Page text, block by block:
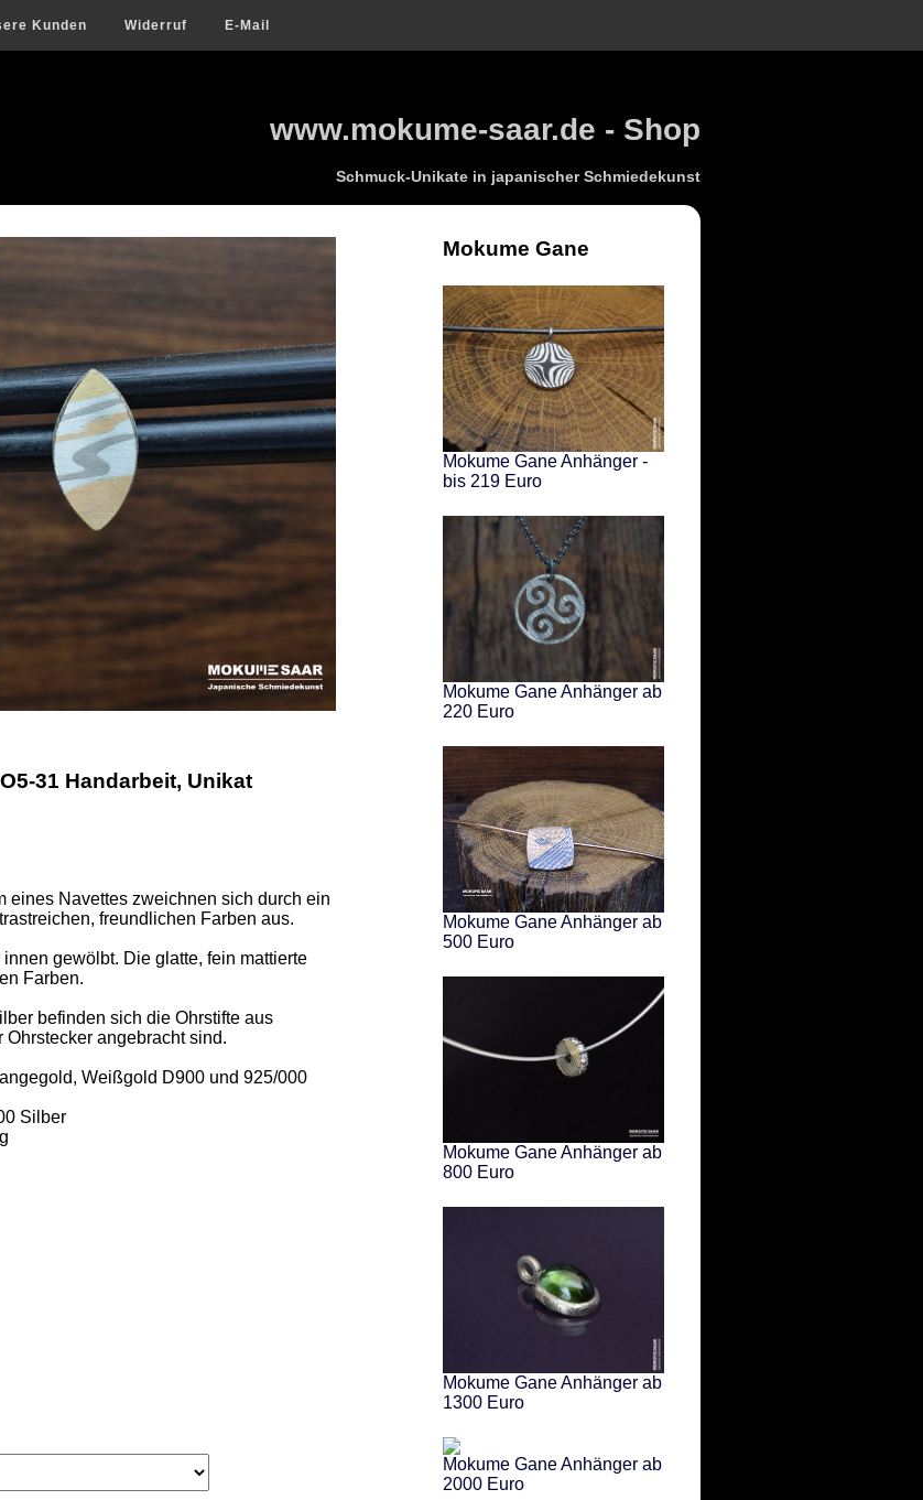
Kunden Widerruf E-Mail
www.mokume-saar.de - Shop
Schmuck-Unikate in japanischer Schmiedekunst
31 Handarbeit, Unikat
eines Navettes zweichnen sich durch ein
freundlichen Farben aus.
gewölbt. Die glatte, fein mattierte
Farben.
befinden sich die Ohrstifte aus
angebracht sind.
Weißgold D900 und 925/000
Silber
Mokume Gane
Mokume Gane Anhänger -
bis 219 Euro
Mokume Gane Anhänger ab
220 Euro
Mokume Gane Anhänger ab
500 Euro
Mokume Gane Anhänger ab
800 Euro
Mokume Gane Anhänger ab
1300 Euro
Mokume Gane Anhänger ab
2000 Euro